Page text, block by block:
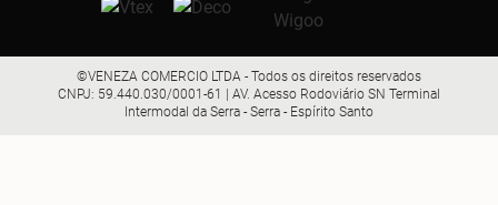
©VENEZA COMERCIO LTDA - Todos os direitos reservados
CNPJ: 59.440.030/0001-61 | AV. Acesso Rodoviário SN Terminal
Intermodal da Serra - Serra - Espírito Santo